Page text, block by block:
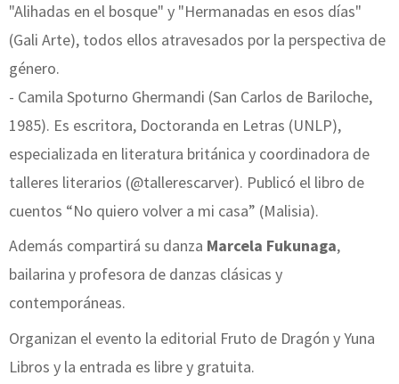
"Alihadas en el bosque" y "Hermanadas en esos días"
(Gali Arte), todos ellos atravesados por la perspectiva de
género.
- Camila Spoturno Ghermandi (San Carlos de Bariloche,
1985). Es escritora, Doctoranda en Letras (UNLP),
especializada en literatura británica y coordinadora de
talleres literarios (@tallerescarver). Publicó el libro de
cuentos “No quiero volver a mi casa” (Malisia).
Además compartirá su danza Marcela Fukunaga,
bailarina y profesora de danzas clásicas y
contemporáneas.
Organizan el evento la editorial Fruto de Dragón y Yuna
Libros y la entrada es libre y gratuita.